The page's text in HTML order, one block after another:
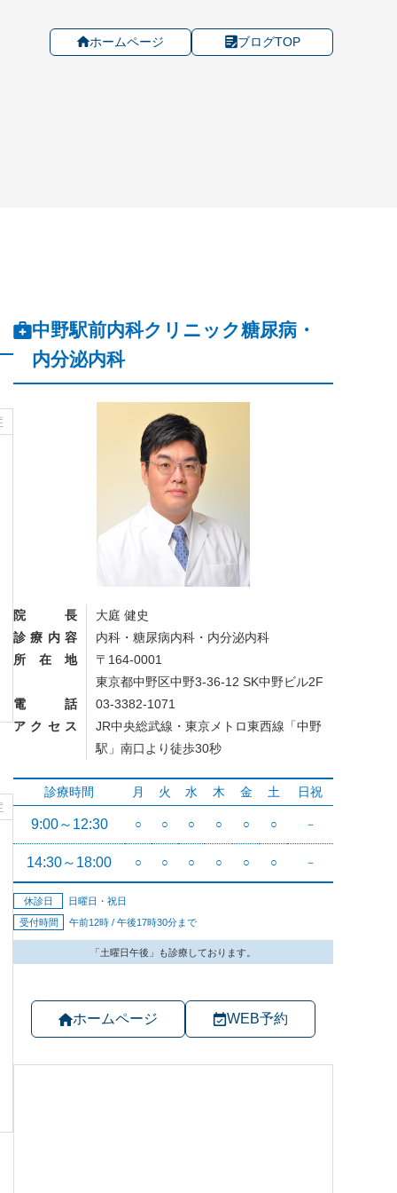
ホームページ ブログTOP
中野駅前内科クリニック糖尿病・
内分泌内科
院長
大庭 健史
診療内容
内科・糖尿病内科・内分泌内科
所在地
〒164-0001
東京都中野区中野3-36-12 SK中野ビル2F
電話
03-3382-1071
アクセス
JR中央総武線・東京メトロ東西線「中野
駅」南口より徒歩30秒
ホームページ WEB予約